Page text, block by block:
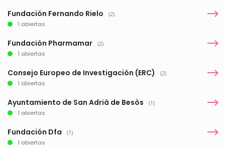
Fundación Fernando Rielo (2)
1 abiertas
Fundación Pharmamar (2)
1 abiertas
Consejo Europeo de Investigación (ERC) (2)
1 abiertas
Ayuntamiento de San Adrià de Besòs (1)
1 abiertas
Fundación Dfa (1)
1 abiertas